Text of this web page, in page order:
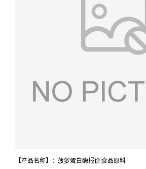
【产品名称】：菠萝蛋白酶报价|食品原料